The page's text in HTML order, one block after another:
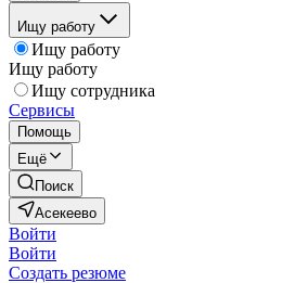
Ищу работу
Ищу работу
Ищу работу
Ищу сотрудника
Сервисы
Помощь
Ещё
Поиск
Асекеево
Войти
Войти
Создать резюме